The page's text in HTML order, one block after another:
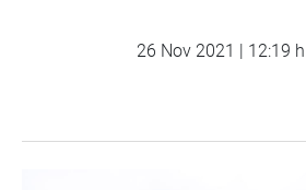
26 Nov 2021 | 12:19 h